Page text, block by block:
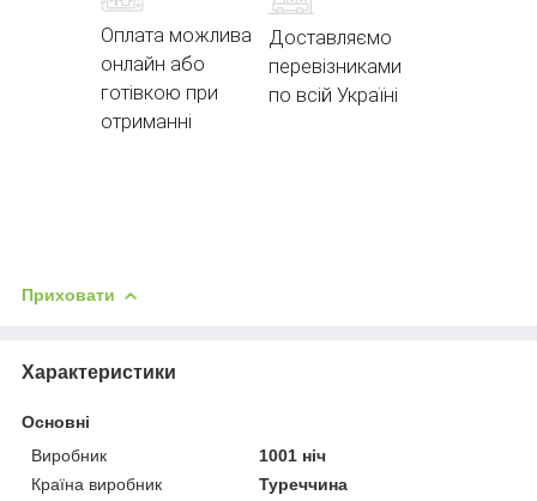
Оплата можлива
онлайн або
готівкою при
отриманні
Доставляємо
перевізниками
по всій Україні
Приховати
Характеристики
Основні
Виробник
1001 ніч
Країна виробник
Туреччина